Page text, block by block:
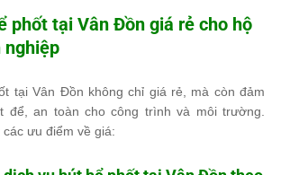
phốt tại Vân Đồn giá rẻ cho hộ
nghiệp
tại Vân Đồn không chỉ giá rẻ, mà còn đảm
để, an toàn cho công trình và môi trường.
ưu điểm về giá: